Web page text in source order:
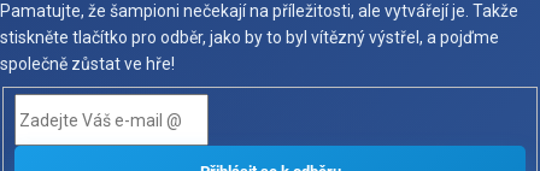
Pamatujte, že šampioni nečekají na příležitosti, ale vytvářejí je. Takže
stiskněte tlačítko pro odběr, jako by to byl vítězný výstřel, a pojďme
společně zůstat ve hře!